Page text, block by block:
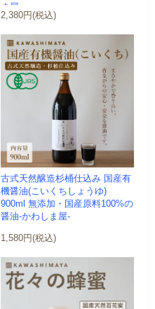
ま屋-
2,380円(税込)
古式天然醸造杉桶仕込み 国産有
機醤油(こいくちしょうゆ)
900ml 無添加・国産原料100%の
醤油-かわしま屋-
1,580円(税込)